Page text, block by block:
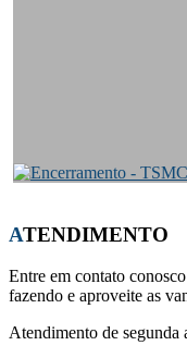
ATENDIMENTO
Entre em contato
fazendo e aproveite as
Atendimento de segunda